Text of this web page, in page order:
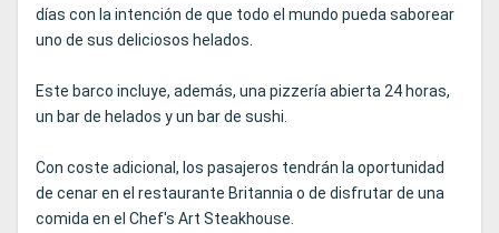
días con la intención de que todo el mundo pueda saborear
uno de sus deliciosos helados.
Este barco incluye, además, una pizzería abierta 24 horas,
un bar de helados y un bar de sushi.
Con coste adicional, los pasajeros tendrán la oportunidad
de cenar en el restaurante Britannia o de disfrutar de una
comida en el Chef's Art Steakhouse.